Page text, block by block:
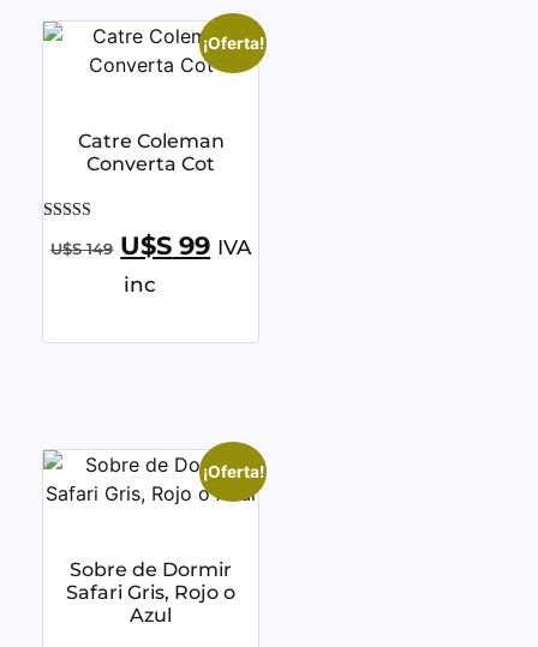
¡Oferta!
Catre Coleman
Converta Cot
Valorado con
5.00
U$S149 U$S 99 IVA
inc
¡Oferta!
Sobre de Dormir
Safari Gris, Rojo o
Azul